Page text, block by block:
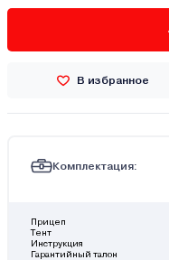
В избранное
Комплектация:
Прицеп
Тент
Инструкция
Гарантийный талон